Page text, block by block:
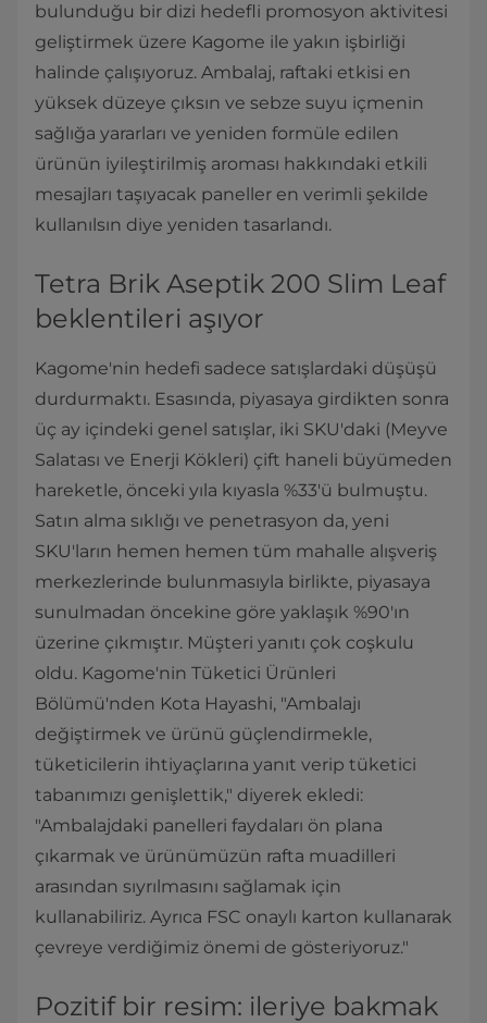
bulunduğu bir dizi hedefli promosyon aktivitesi
geliştirmek üzere Kagome ile yakın işbirliği
halinde çalışıyoruz. Ambalaj, raftaki etkisi en
yüksek düzeye çıksın ve sebze suyu içmenin
sağlığa yararları ve yeniden formüle edilen
ürünün iyileştirilmiş aroması hakkındaki etkili
mesajları taşıyacak paneller en verimli şekilde
kullanılsın diye yeniden tasarlandı.
Tetra Brik Aseptik 200 Slim Leaf
beklentileri aşıyor
Kagome'nin hedefi sadece satışlardaki düşüşü
durdurmaktı. Esasında, piyasaya girdikten sonra
üç ay içindeki genel satışlar, iki SKU'daki (Meyve
Salatası ve Enerji Kökleri) çift haneli büyümeden
hareketle, önceki yıla kıyasla %33'ü bulmuştu.
Satın alma sıklığı ve penetrasyon da, yeni
SKU'ların hemen hemen tüm mahalle alışveriş
merkezlerinde bulunmasıyla birlikte, piyasaya
sunulmadan öncekine göre yaklaşık %90'ın
üzerine çıkmıştır. Müşteri yanıtı çok coşkulu
oldu. Kagome'nin Tüketici Ürünleri
Bölümü'nden Kota Hayashi, "Ambalajı
değiştirmek ve ürünü güçlendirmekle,
tüketicilerin ihtiyaçlarına yanıt verip tüketici
tabanımızı genişlettik," diyerek ekledi:
"Ambalajdaki panelleri faydaları ön plana
çıkarmak ve ürünümüzün rafta muadilleri
arasından sıyrılmasını sağlamak için
kullanabiliriz. Ayrıca FSC onaylı karton kullanarak
çevreye verdiğimiz önemi de gösteriyoruz."
Pozitif bir resim: ileriye bakmak